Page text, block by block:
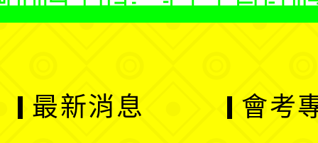
最新消息 會考